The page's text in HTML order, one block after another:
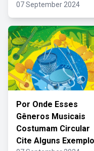
07 September 2024
Por Onde Esses
Gêneros Musicais
Costumam Circular
Cite Alguns